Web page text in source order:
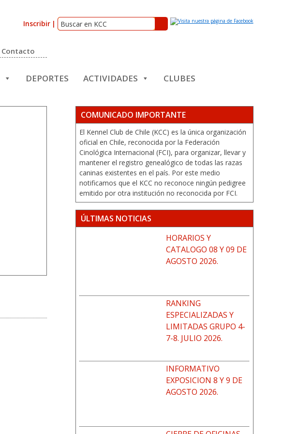
Inscribir
Contacto
DEPORTES ACTIVIDADES
CLUBES
COMUNICADO IMPORTANTE
El Kennel Club de Chile (KCC) es la única organización
oficial en Chile, reconocida por la Federación
Cinológica Internacional (FCI), para organizar, llevar y
mantener el registro genealógico de todas las razas
caninas existentes en el país. Por este medio
notificamos que el KCC no reconoce ningún pedigree
emitido por otra institución no reconocida por FCI.
ÚLTIMAS NOTICIAS
HORARIOS Y
CATALOGO 08 Y 09 DE
AGOSTO 2026.
RANKING
ESPECIALIZADAS Y
LIMITADAS GRUPO 4-
7-8. JULIO 2026.
INFORMATIVO
EXPOSICION 8 Y 9 DE
AGOSTO 2026.